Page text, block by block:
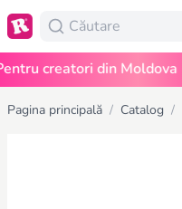
creatori din Moldova •
Pagina principală / Catalog /